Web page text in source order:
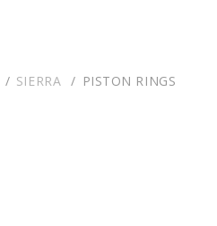
SIERRA PISTON RINGS